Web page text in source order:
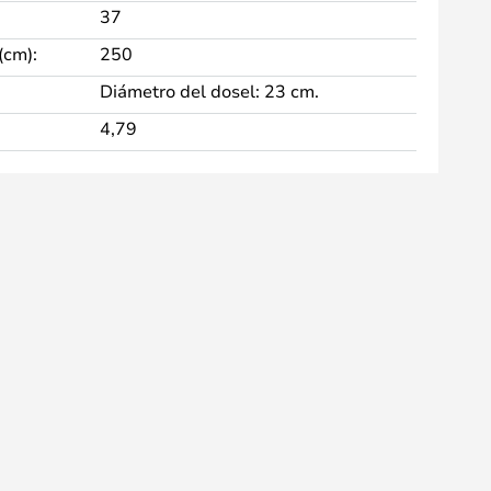
37
250
Diámetro del dosel: 23 cm.
4,79